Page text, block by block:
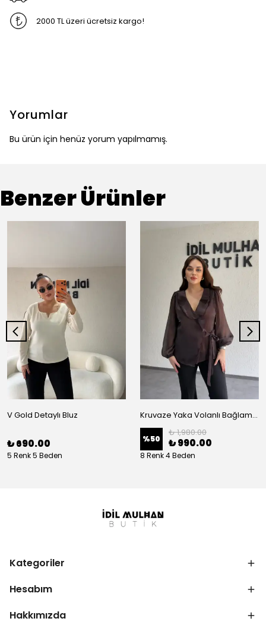
2000 TL üzeri ücretsiz kargo!
Yorumlar
Bu ürün için henüz yorum yapılmamış.
Benzer Ürünler
V Gold Detaylı Bluz
₺ 690.00
5 Renk 5 Beden
Kruvaze Yaka Volanlı Bağlamalı Bluz
%50
₺ 1,980.00
₺ 990.00
8 Renk 4 Beden
Kategoriler
Hesabım
Hakkımızda